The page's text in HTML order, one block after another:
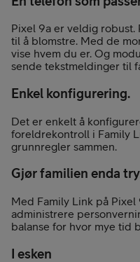
Pixel 9a er veldig robust.
til å blomstre. Med de
vise hvem du er. Og
sende tekstmeldinger til
Enkel konfigurering.
Det er enkelt å
foreldrekontroll i Family
grunnregler sammen.
Gjør familien enda
Med Family Link på
administrere
balanse for hvor mye tid
I esken